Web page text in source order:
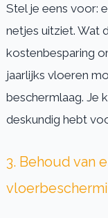
Stel je eens voor:
netjes uitziet. Wat
kostenbesparing
jaarlijks vloeren
beschermlaag. Je
deskundig hebt
3. Behoud van